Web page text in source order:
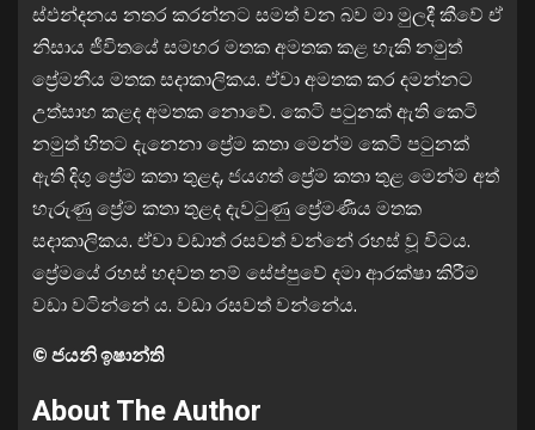
ස්ඵන්දනය නතර කරන්නට සමත් වන බව මා මුලදී කීවේ ඒ
නිසාය ජීවිතයේ සමහර මතක අමතක කළ හැකි නමුත්
ප්‍රේමනීය මතක සදාකාලිකය. ඒවා අමතක කර දමන්නට
උත්සාහ කළද අමතක නොවේ. කෙටි පටුනක් ඇති කෙටි
නමුත් හිතට දැනෙනා ප්‍රේම කතා මෙන්ම කෙටි පටුනක්
ඇති දිගු ප්‍රේම කතා තුළද, ජයගත් ප්‍රේම කතා තුළ මෙන්ම අත්
හැරුණු ප්‍රේම කතා තුළද දැවටුණු ප්‍රේමණීය මතක
සදාකාලිකය. ඒවා වඩාත් රසවත් වන්නේ රහස් වූ විටය.
ප්‍රේමයේ රහස් හදවත නම් සේප්පුවේ දමා ආරක්ෂා කිරීම
වඩා වටින්නේ ය. වඩා රසවත් වන්නේය.
© ජයනි ඉෂාන්ති
About The Author